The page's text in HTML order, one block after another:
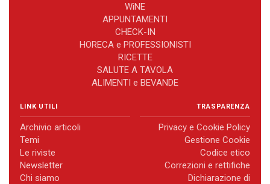
WiNE
APPUNTAMENTI
CHECK-IN
HORECA e PROFESSIONISTI
RICETTE
SALUTE A TAVOLA
ALIMENTI e BEVANDE
LINK UTILI
Archivio articoli
Temi
Le riviste
Newsletter
Chi siamo
TRASPARENZA
Privacy e Cookie Policy
Gestione Cookie
Codice etico
Correzioni e rettifiche
Dichiarazione di